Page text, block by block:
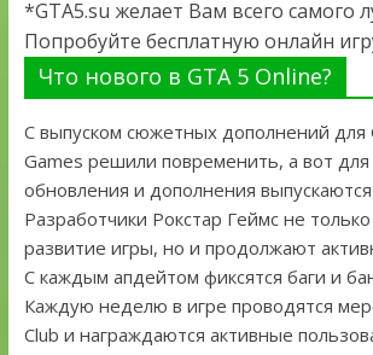
*GTA5.su желает Вам всего самого
Попробуйте бесплатную онлайн
Что нового в GTA 5 Online?
С выпуском сюжетных дополнений для
Games решили повременить, а вот для
обновления и дополнения
Разработчики Рокстар Геймс не
развитие игры, но и продолжают
С каждым апдейтом фиксятся баги и
Каждую неделю в игре проводятся
Club и награждаются активные